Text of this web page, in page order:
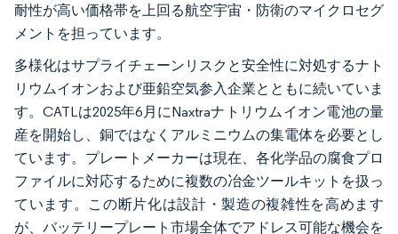
耐性が高い価格帯を上回る航空宇宙・防衛のマイクロセグ
メントを担っています。
多様化はサプライチェーンリスクと安全性に対処するナト
リウムイオンおよび亜鉛空気参入企業とともに続いていま
す。CATLは2025年6月にNaxtraナトリウムイオン電池の量
産を開始し、銅ではなくアルミニウムの集電体を必要とし
ています。プレートメーカーは現在、各化学品の腐食プロ
ファイルに対応するために複数の冶金ツールキットを扱っ
ています。この断片化は設計・製造の複雑性を高めます
が、バッテリープレート市場全体でアドレス可能な機会を